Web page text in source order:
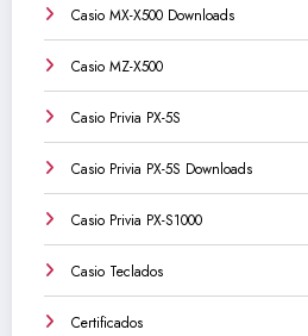
Casio MX-X500 Downloads
Casio MZ-X500
Casio Privia PX-5S
Casio Privia PX-5S Downloads
Casio Privia PX-S1000
Casio Teclados
Certificados